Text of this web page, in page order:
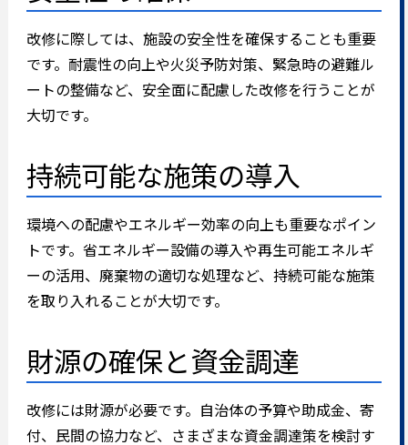
改修に際しては、施設の安全性を確保することも重要
です。耐震性の向上や火災予防対策、緊急時の避難ル
ートの整備など、安全面に配慮した改修を行うことが
大切です。
持続可能な施策の導入
環境への配慮やエネルギー効率の向上も重要なポイン
トです。省エネルギー設備の導入や再生可能エネルギ
ーの活用、廃棄物の適切な処理など、持続可能な施策
を取り入れることが大切です。
財源の確保と資金調達
改修には財源が必要です。自治体の予算や助成金、寄
付、民間の協力など、さまざまな資金調達策を検討す